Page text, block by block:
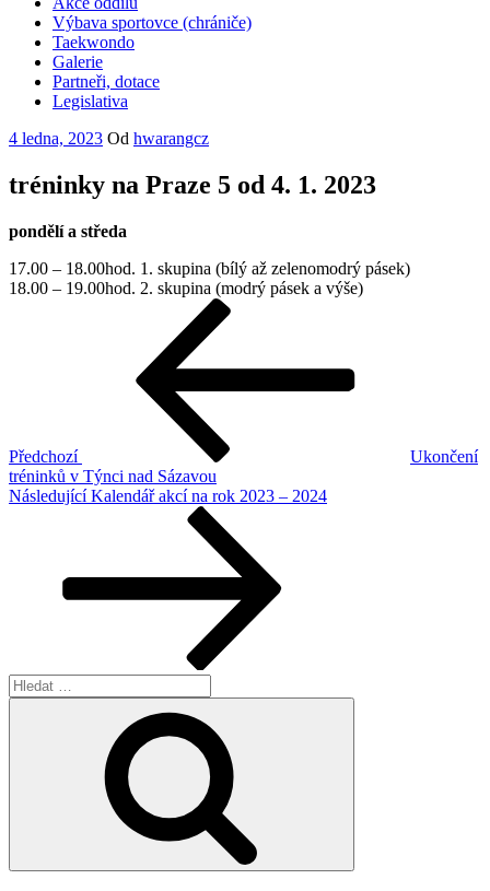
Výbava sportovce (chrániče)
Taekwondo
Galerie
Partneři, dotace
Legislativa
Publikováno
4 ledna, 2023 Od hwarangcz
tréninky na Praze 5 od 4. 1. 2023
pondělí a středa
17.00 – 18.00hod. 1. skupina (bílý až zelenomodrý pásek)
18.00 – 19.00hod. 2. skupina (modrý pásek a výše)
Předchozí
Ukončení
tréninků v Týnci nad Sázavou
Následující
Následující Kalendář akcí na rok 2023 – 2024
Hledat: